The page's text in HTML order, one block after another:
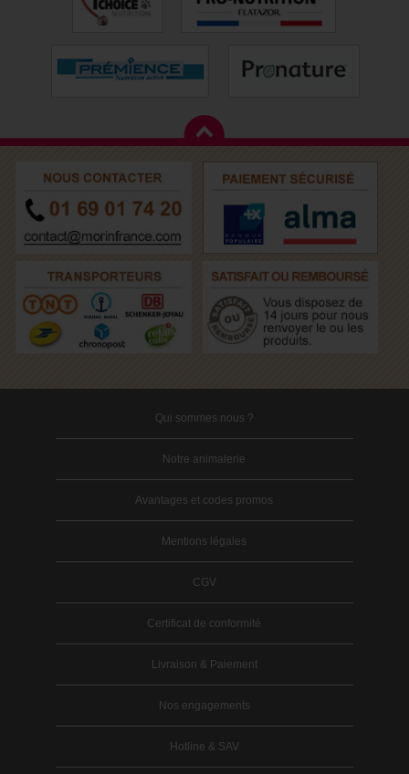
Qui sommes nous ?
Notre animalerie
Avantages et codes promos
Mentions légales
CGV
Certificat de conformité
Livraison & Paiement
Nos engagements
Hotline & SAV